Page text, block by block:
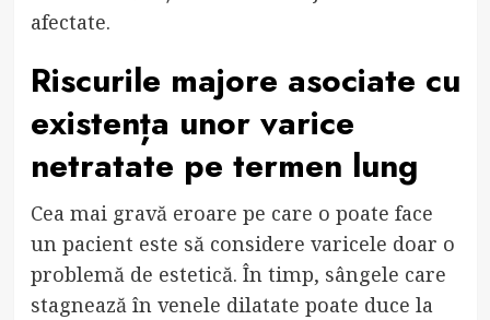
afectate.
Riscurile majore asociate cu
existența unor varice
netratate pe termen lung
Cea mai gravă eroare pe care o poate face
un pacient este să considere varicele doar o
problemă de estetică. În timp, sângele care
stagnează în venele dilatate poate duce la